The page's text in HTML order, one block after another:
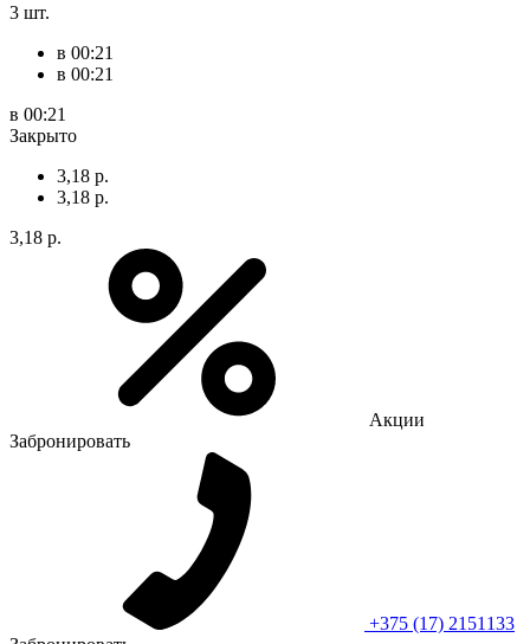
3 шт.
в 00:21
в 00:21
в 00:21
Закрыто
3,18 р.
3,18 р.
3,18 р.
Акции
Забронировать
+375 (17) 2151133